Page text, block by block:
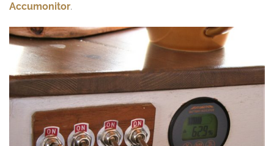
Accumonitor.